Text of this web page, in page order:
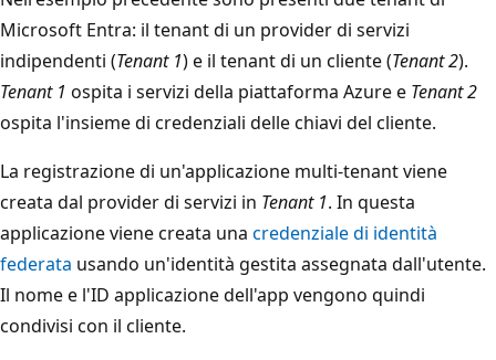
Microsoft Entra: il tenant di un provider di servizi
indipendenti (Tenant 1) e il tenant di un cliente (Tenant 2).
Tenant 1 ospita i servizi della piattaforma Azure e Tenant 2
ospita l'insieme di credenziali delle chiavi del cliente.
La registrazione di un'applicazione multi-tenant viene
creata dal provider di servizi in Tenant 1. In questa
applicazione viene creata una credenziale di identità
federata usando un'identità gestita assegnata dall'utente.
Il nome e l'ID applicazione dell'app vengono quindi
condivisi con il cliente.